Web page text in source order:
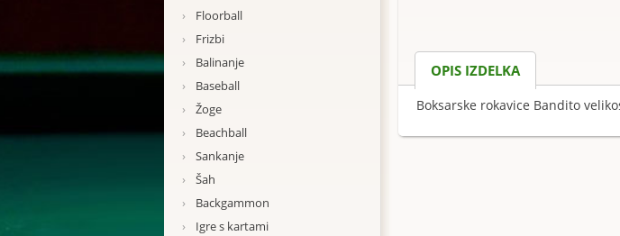
›
Floorball
›
Frizbi
›
Balinanje
›
Baseball
›
Žoge
›
Beachball
›
Sankanje
›
Šah
›
Backgammon
›
Igre s kartami
OPIS IZDELKA
Boksarske rokavice Bandito